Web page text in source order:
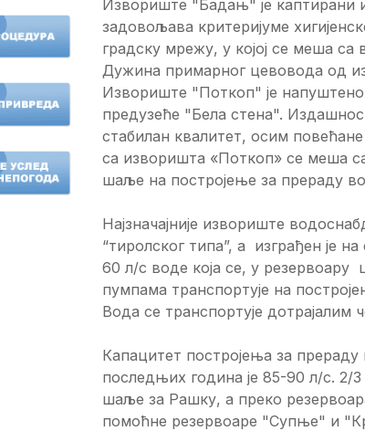
Извориште "Бадањ" је каптирани
задовољава критеријуме
градску мрежу, у којој се меша
Дужина примарног цевовода од
Извориште "Поткоп" је напуштено
предузеће "Бела стена".
стабилан квалитет, осим
са изворишта «Поткоп» се меша
шаље на постројење за прераду
Најзначајније извориште
“тиролског типа”, а изграђен је
60 л/с воде која се, у
пумпама транспортује на
Вода се транспортује
Капацитет постројења за
последњих година је 85-90 л/с.
шаље за Рашку, а преко
помоћне резервоаре "Супње" и